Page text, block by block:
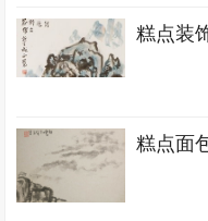
糕点装
糕点面